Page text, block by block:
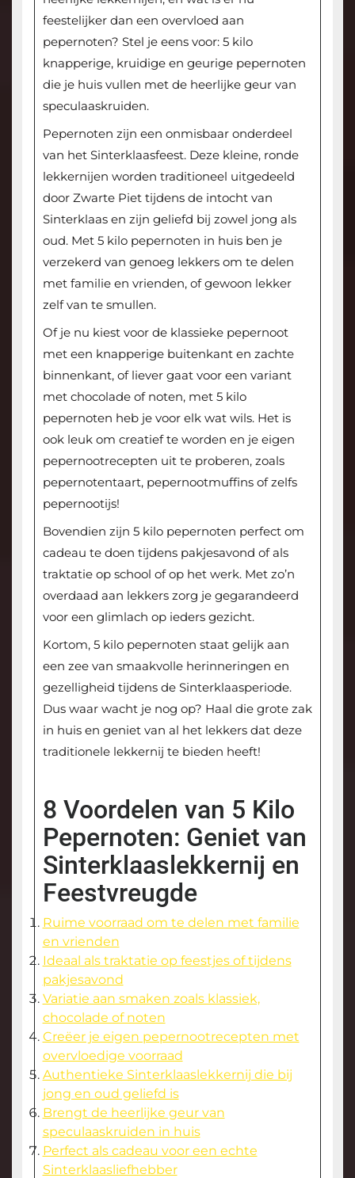
feestelijker dan een overvloed aan
pepernoten? Stel je eens voor: 5 kilo
knapperige, kruidige en geurige pepernoten
die je huis vullen met de heerlijke geur van
speculaaskruiden.
Pepernoten zijn een onmisbaar onderdeel
van het Sinterklaasfeest. Deze kleine, ronde
lekkernijen worden traditioneel uitgedeeld
door Zwarte Piet tijdens de intocht van
Sinterklaas en zijn geliefd bij zowel jong als
oud. Met 5 kilo pepernoten in huis ben je
verzekerd van genoeg lekkers om te delen
met familie en vrienden, of gewoon lekker
zelf van te smullen.
Of je nu kiest voor de klassieke pepernoot
met een knapperige buitenkant en zachte
binnenkant, of liever gaat voor een variant
met chocolade of noten, met 5 kilo
pepernoten heb je voor elk wat wils. Het is
ook leuk om creatief te worden en je eigen
pepernootrecepten uit te proberen, zoals
pepernotentaart, pepernootmuffins of zelfs
pepernootijs!
Bovendien zijn 5 kilo pepernoten perfect om
cadeau te doen tijdens pakjesavond of als
traktatie op school of op het werk. Met zo’n
overdaad aan lekkers zorg je gegarandeerd
voor een glimlach op ieders gezicht.
Kortom, 5 kilo pepernoten staat gelijk aan
een zee van smaakvolle herinneringen en
gezelligheid tijdens de Sinterklaasperiode.
Dus waar wacht je nog op? Haal die grote zak
in huis en geniet van al het lekkers dat deze
traditionele lekkernij te bieden heeft!
8 Voordelen van 5 Kilo
Pepernoten: Geniet van
Sinterklaaslekkernij en
Feestvreugde
Ruime voorraad om te delen met familie
en vrienden
Ideaal als traktatie op feestjes of tijdens
pakjesavond
Variatie aan smaken zoals klassiek,
chocolade of noten
Creëer je eigen pepernootrecepten met
overvloedige voorraad
Authentieke Sinterklaaslekkernij die bij
jong en oud geliefd is
Brengt de heerlijke geur van
speculaaskruiden in huis
Perfect als cadeau voor een echte
Sinterklaasliefhebber